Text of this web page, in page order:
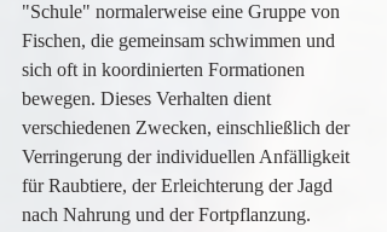
"Schule" normalerweise eine Gruppe von
Fischen, die gemeinsam schwimmen und
sich oft in koordinierten Formationen
bewegen. Dieses Verhalten dient
verschiedenen Zwecken, einschließlich der
Verringerung der individuellen Anfälligkeit
für Raubtiere, der Erleichterung der Jagd
nach Nahrung und der Fortpflanzung.